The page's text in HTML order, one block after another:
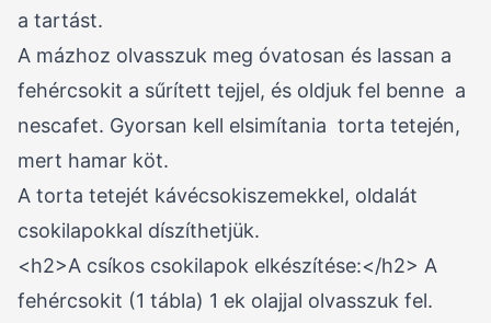
a tartást.
A mázhoz olvasszuk meg óvatosan és lassan a
fehércsokit a sűrített tejjel, és oldjuk fel benne a
nescafet. Gyorsan kell elsimítania torta tetején,
mert hamar köt.
A torta tetejét kávécsokiszemekkel, oldalát
csokilapokkal díszíthetjük.
<h2>A csíkos csokilapok elkészítése:</h2> A
fehércsokit (1 tábla) 1 ek olajjal olvasszuk fel.